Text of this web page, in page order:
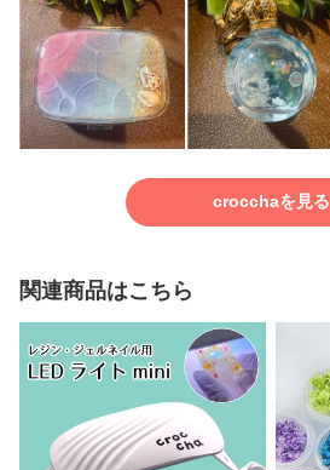
crocchaを見る
関連商品はこちら